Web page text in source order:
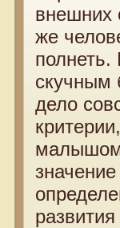
внешних
же
полнеть.
скучным
дело
малышом